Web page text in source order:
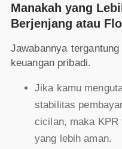
Manakah yang
Berjenjang atau
Jawabannya
keuangan pribadi.
Jika kamu
stabilitas
cicilan, maka KPR
yang lebih aman.